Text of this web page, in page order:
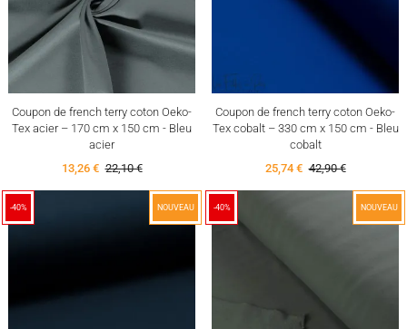
Coupon de french terry coton Oeko-
Tex acier – 170 cm x 150 cm - Bleu
acier
13,26 € 22,10 €
Coupon de french terry coton Oeko-
Tex cobalt – 330 cm x 150 cm - Bleu
cobalt
25,74 € 42,90 €
-40% NOUVEAU -40% NOUVEAU